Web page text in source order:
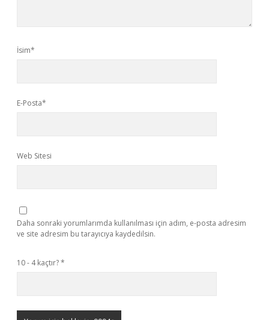
İsim*
E-Posta*
Web Sitesi
Daha sonraki yorumlarımda kullanılması için adım, e-posta adresim
ve site adresim bu tarayıcıya kaydedilsin.
10 - 4 kaçtır?*